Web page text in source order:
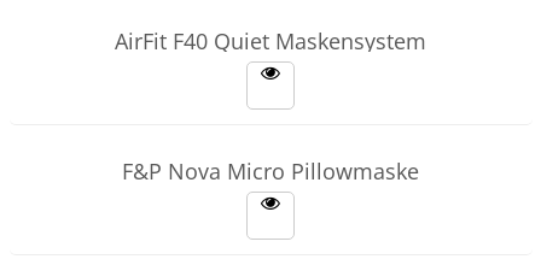
AirFit F40 Quiet Maskensystem
F&P Nova Micro Pillowmaske